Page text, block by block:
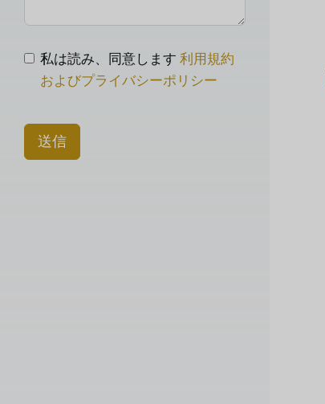
私は読み、同意します 利用規約
およびプライバシーポリシー
送信